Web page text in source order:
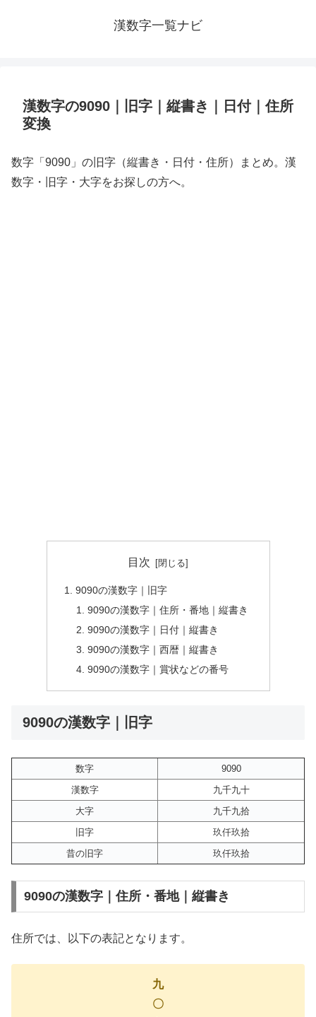
漢数字一覧ナビ
漢数字の9090｜旧字｜縦書き｜日付｜住所
変換
数字「9090」の旧字（縦書き・日付・住所）まとめ。漢
数字・旧字・大字をお探しの方へ。
目次
9090の漢数字｜旧字
9090の漢数字｜住所・番地｜縦書き
9090の漢数字｜日付｜縦書き
9090の漢数字｜西暦｜縦書き
9090の漢数字｜賞状などの番号
9090の漢数字｜旧字
数字
9090
漢数字
九千九十
大字
九千九拾
旧字
玖仟玖拾
昔の旧字
玖仟玖拾
9090の漢数字｜住所・番地｜縦書き
住所では、以下の表記となります。
九
〇